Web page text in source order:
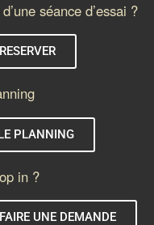
séance d’essai ?
RESERVER
PLANNING
in ?
FAIRE UNE DEMANDE